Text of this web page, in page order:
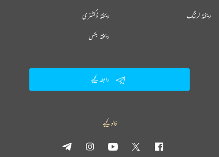
ریختہ ڈکشنری ریختہ لرننگ
ریختہ بکس
رابطہ کیجیے
فالو کیجیے